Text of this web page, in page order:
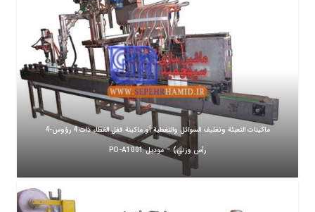
ماكينات التعبئة وتغليف السوائل والتغطية أو ماكينة قفل الغطاء ذات 4 رؤوس-4
رأس وزني) – موديل PO-A1001